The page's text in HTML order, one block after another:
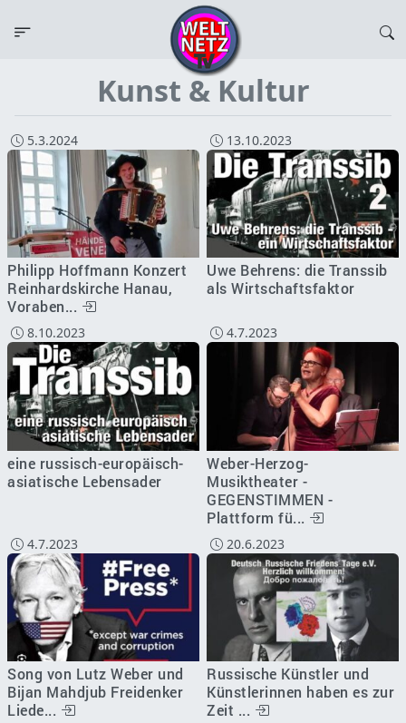
Kunst & Kultur
5.3.2024
Philipp Hoffmann Konzert
Reinhardskirche Hanau,
Voraben...
13.10.2023
Uwe Behrens: die Transsib
als Wirtschaftsfaktor
8.10.2023
eine russisch-europäisch-
asiatische Lebensader
4.7.2023
Weber-Herzog-
Musiktheater -
GEGENSTIMMEN -
Plattform fü...
4.7.2023
Song von Lutz Weber und
Bijan Mahdjub Freidenker
Liede...
20.6.2023
Russische Künstler und
Künstlerinnen haben es zur
Zeit ...